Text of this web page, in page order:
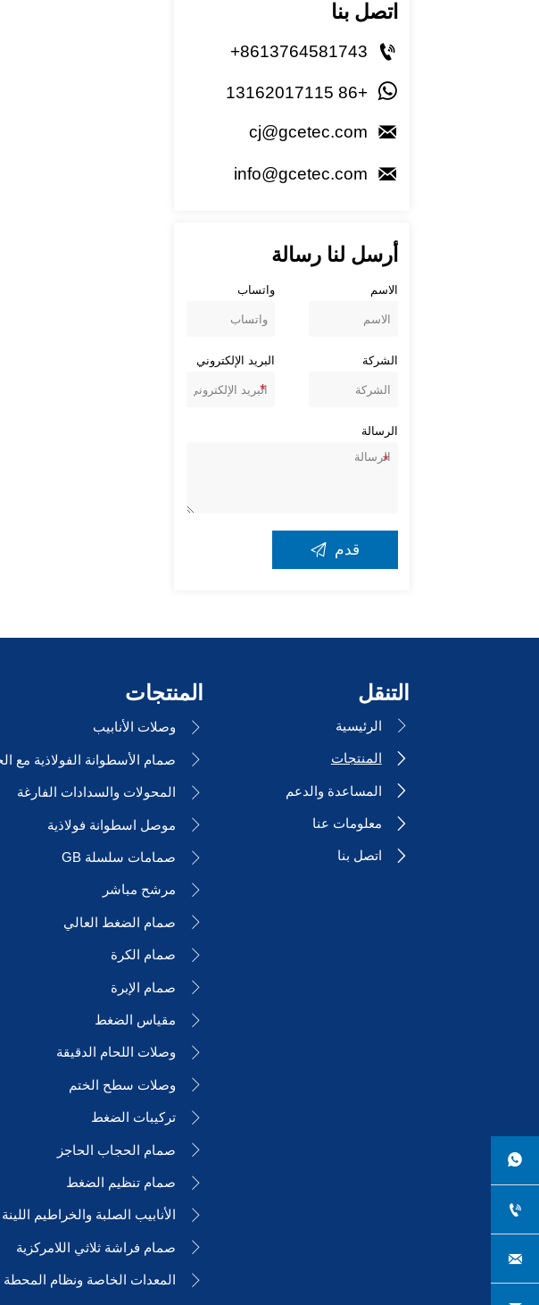
اتصل بنا

+8613764581743

+86 13162017115

cj@gcetec.com

info@gcetec.com
أرسل لنا رسالة
الاسم واتساب
الشركة البريد الإلكتروني
الرسالة
قدم 
التنقل
 الرئيسية
 المنتجات
 المساعدة والدعم
 معلومات عنا
 اتصل بنا
المنتجات
 وصلات الأنابيب

 المحولات والسدادات الفارغة
 موصل اسطوانة فولاذية
 صمامات سلسلة GB
 مرشح مباشر
 صمام الضغط العالي
 صمام الكرة
 صمام الإبرة
 مقياس الضغط
 وصلات اللحام الدقيقة
 وصلات سطح الختم
 تركيبات الضغط
 صمام الحجاب الحاجز
 صمام تنظيم الضغط
 الأنابيب الصلبة والخراطيم اللينة
 صمام فراشة ثلاثي اللامركزية



